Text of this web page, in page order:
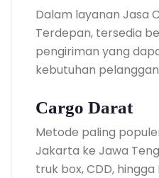
Dalam layanan Jasa
Terdepan, tersedia
pengiriman yang
kebutuhan
Cargo Darat
Metode paling
Jakarta ke Jawa
truk box, CDD, hingga